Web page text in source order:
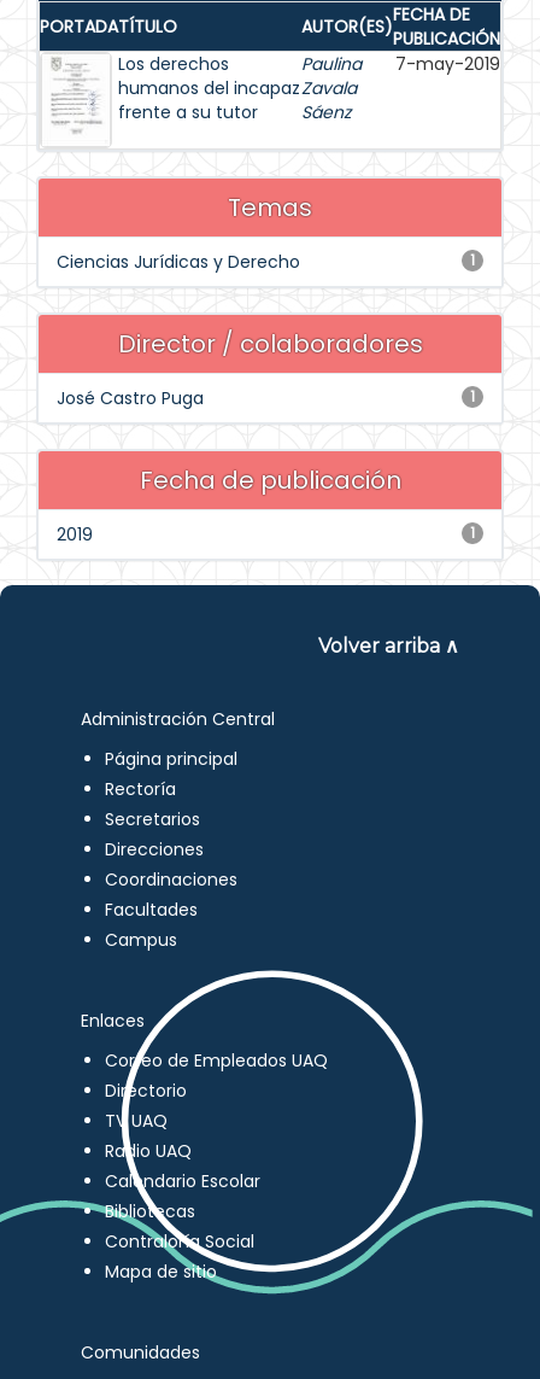
PORTADATÍTULO AUTOR(ES)FECHA DE
PUBLICACIÓN
Los derechos
humanos del incapaz
frente a su tutor
Paulina
Zavala
Sáenz
7-may-2019
Temas
1
Ciencias Jurídicas y Derecho
Director / colaboradores
1
José Castro Puga
Fecha de publicación
1
2019
Volver arriba ∧
Administración Central
Página principal
Rectoría
Secretarios
Direcciones
Coordinaciones
Facultades
Campus
Enlaces
Correo de Empleados UAQ
Directorio
TV UAQ
Radio UAQ
Calendario Escolar
Bibliotecas
Contraloría Social
Mapa de sitio
Comunidades